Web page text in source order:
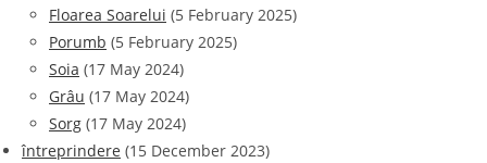
Floarea Soarelui (5 February 2025)
Porumb (5 February 2025)
Soia (17 May 2024)
Grâu (17 May 2024)
Sorg (17 May 2024)
întreprindere (15 December 2023)